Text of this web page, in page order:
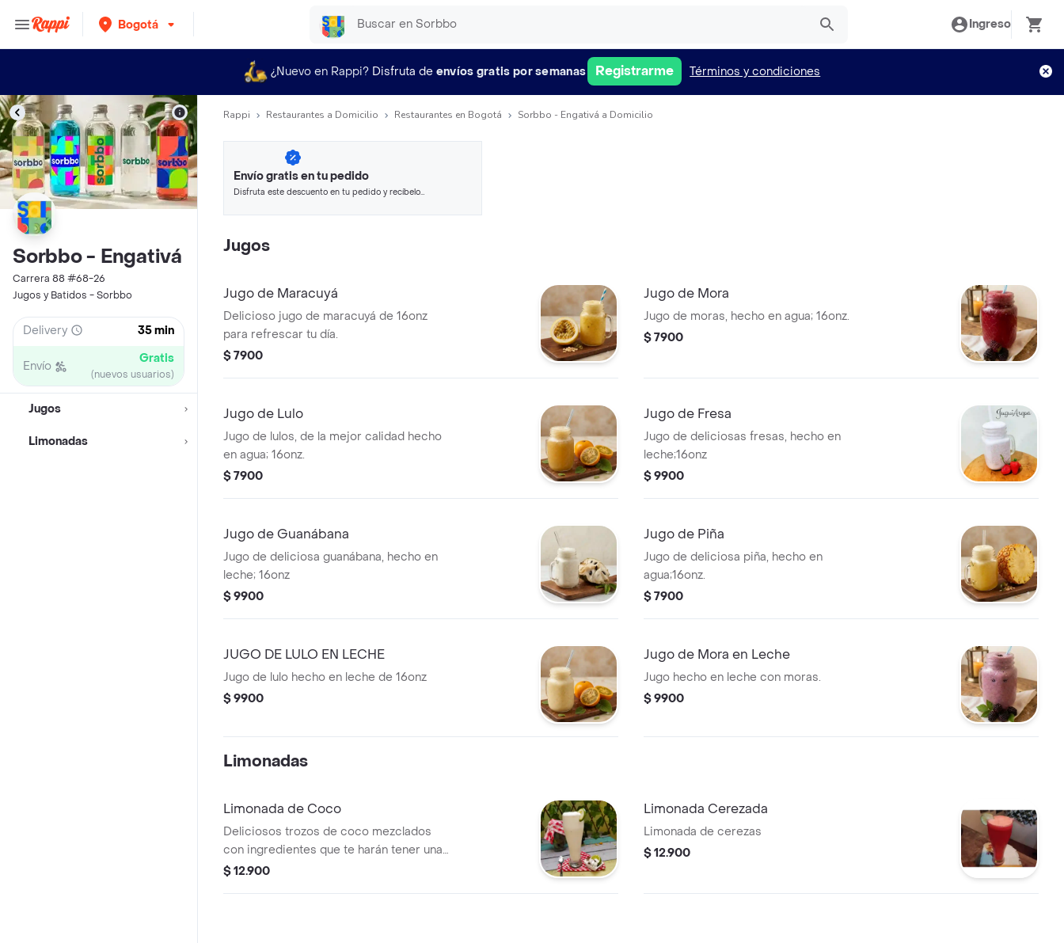
Bogotá Ingreso
¿Nuevo en Rappi? Disfruta de envíos gratis por semanas Registrarme Términos y condiciones
Sorbbo - Engativá
Carrera 88 #68-26
Jugos y Batidos - Sorbbo
Delivery 35 min
Envío Gratis
(nuevos usuarios)
Jugos
Limonadas
Rappi Restaurantes a Domicilio Restaurantes en Bogotá Sorbbo - Engativá a Domicilio
Envío gratis en tu pedido
Disfruta este descuento en tu pedido y recíbelo
Jugos
Jugo de Maracuyá
Delicioso jugo de maracuyá de 16onz
para refrescar tu día.
$ 7900
Jugo de Mora
Jugo de moras, hecho en agua; 16onz.
$ 7900
Jugo de Lulo
Jugo de lulos, de la mejor calidad hecho
en agua; 16onz.
$ 7900
Jugo de Fresa
Jugo de deliciosas fresas, hecho en
leche;16onz
$ 9900
Jugo de Guanábana
Jugo de deliciosa guanábana, hecho en
leche; 16onz
$ 9900
Jugo de Piña
Jugo de deliciosa piña, hecho en
agua;16onz.
$ 7900
JUGO DE LULO EN LECHE
Jugo de lulo hecho en leche de 16onz
$ 9900
Jugo de Mora en Leche
Jugo hecho en leche con moras.
$ 9900
Limonadas
Limonada de Coco
Deliciosos trozos de coco mezclados
con ingredientes que te harán tener una
expericiencia única y refrescante.
$ 12.900
Limonada Cerezada
Limonada de cerezas
$ 12.900